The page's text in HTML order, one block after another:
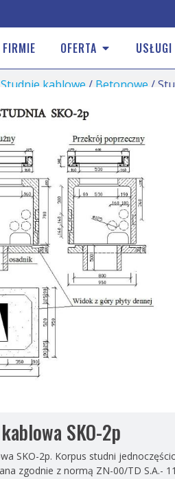
FIRMIE OFERTA USŁUGI
Studnie kablowe / Betonowe /
SKO-2p
SKO-2p. Korpus studni
zgodnie z normą ZN-00/TD S.A.-